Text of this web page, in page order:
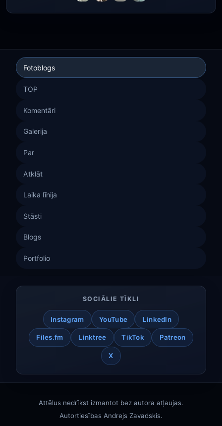
Fotoblogs
TOP
Komentāri
Galerija
Par
Atklāt
Laika līnija
Stāsti
Blogs
Portfolio
SOCIĀLIE TĪKLI
Instagram YouTube LinkedIn
Files.fm Linktree TikTok Patreon
X
Attēlus nedrīkst izmantot bez autora atļaujas.
Autortiesības Andrejs Zavadskis.